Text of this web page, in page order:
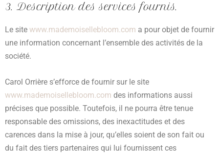
3. Description des services fournis.
Le site www.mademoisellebloom.com a pour objet de fournir
une information concernant l’ensemble des activités de la
société.
Carol Orrière s’efforce de fournir sur le site
www.mademoisellebloom.com des informations aussi
précises que possible. Toutefois, il ne pourra être tenue
responsable des omissions, des inexactitudes et des
carences dans la mise à jour, qu’elles soient de son fait ou
du fait des tiers partenaires qui lui fournissent ces